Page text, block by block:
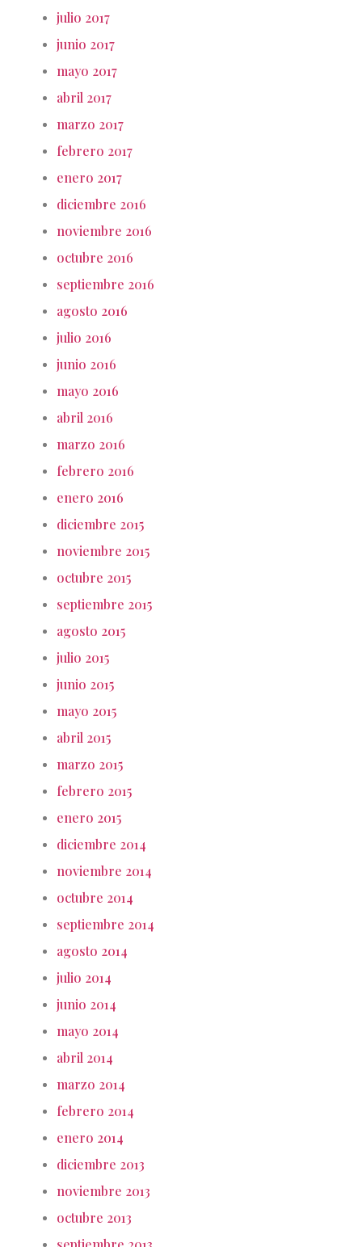
julio 2017
junio 2017
mayo 2017
abril 2017
marzo 2017
febrero 2017
enero 2017
diciembre 2016
noviembre 2016
octubre 2016
septiembre 2016
agosto 2016
julio 2016
junio 2016
mayo 2016
abril 2016
marzo 2016
febrero 2016
enero 2016
diciembre 2015
noviembre 2015
octubre 2015
septiembre 2015
agosto 2015
julio 2015
junio 2015
mayo 2015
abril 2015
marzo 2015
febrero 2015
enero 2015
diciembre 2014
noviembre 2014
octubre 2014
septiembre 2014
agosto 2014
julio 2014
junio 2014
mayo 2014
abril 2014
marzo 2014
febrero 2014
enero 2014
diciembre 2013
noviembre 2013
octubre 2013